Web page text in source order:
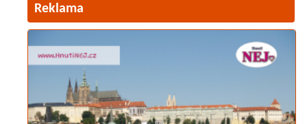
Reklama